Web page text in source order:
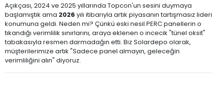
Açıkçası, 2024 ve 2025 yıllarında Topcon'un sesini duymaya
başlamıştık ama 2026 yılı itibarıyla artık piyasanın tartışmasız lideri
konumuna geldi. Neden mi? Çünkü eski nesil PERC panellerin o
tıkandığı verimlilik sınırlarını, araya eklenen o incecik "tünel oksit"
tabakasıyla resmen darmadağın etti. Biz Solardepo olarak,
müşterilerimize artık "Sadece panel almayın, geleceğin
verimliliğini alın" diyoruz.